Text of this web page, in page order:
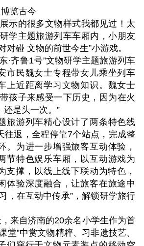
览古今
的很多文物样式我都见过！太
学主题旅游列车车厢内，小朋友
对碰 文物的前世今生”小游戏。
齐鲁1号”文物研学主题旅游列车
市民魏女士专程带女儿乘坐列车
上近距离学习文物知识。魏女士
孩子来感受一下历史，因为在火
是头一次。”
游列车精心设计了两条特色线
往返，全程停靠7个站点，完成整
。为进一步增强旅客互动体验，
节特色娱乐车厢，以互动游戏为
支撑，以线上线下联动为特色，
体验深度融合，让旅客在旅途中
，在互动中传承”，解锁研学旅行
自济南的20余名小学生作为首
堂”中赏文物精粹、习非遗技艺、